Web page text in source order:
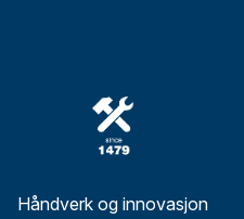
Håndverk og innovasjon